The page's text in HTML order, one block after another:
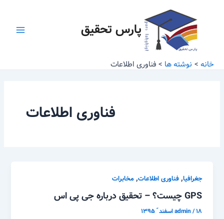
پارس تحقیق
خانه نوشته ها فناوری اطلاعات
فناوری اطلاعات
جغرافیا,فناوری اطلاعات,مخابرات
GPS چیست؟ – تحقیق درباره جی پی اس
admin/۱۸ اسفند ّ ۱۳۹۵